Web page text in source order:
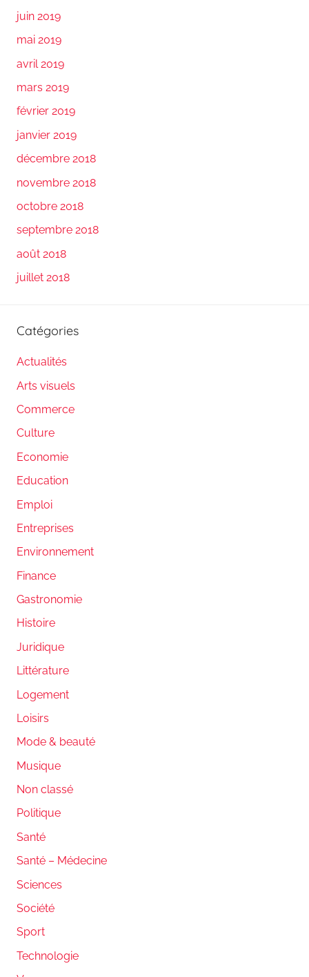
juin 2019
mai 2019
avril 2019
mars 2019
février 2019
janvier 2019
décembre 2018
novembre 2018
octobre 2018
septembre 2018
août 2018
juillet 2018
Catégories
Actualités
Arts visuels
Commerce
Culture
Economie
Education
Emploi
Entreprises
Environnement
Finance
Gastronomie
Histoire
Juridique
Littérature
Logement
Loisirs
Mode & beauté
Musique
Non classé
Politique
Santé
Santé – Médecine
Sciences
Société
Sport
Technologie